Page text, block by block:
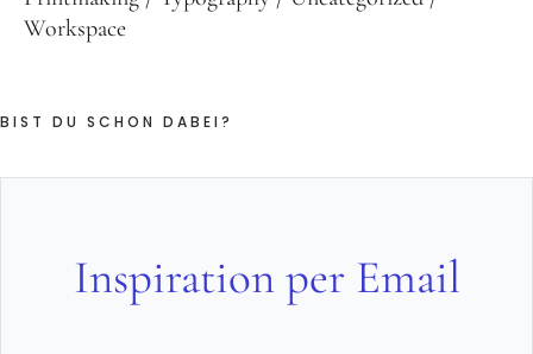
Workspace
BIST DU SCHON DABEI?
Inspiration per Email